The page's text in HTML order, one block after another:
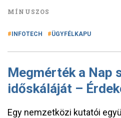
MÍNUSZOS
INFOTECH ÜGYFÉLKAPU
Megmérték a Nap
időskáláját –
Egy nemzetközi kutatói